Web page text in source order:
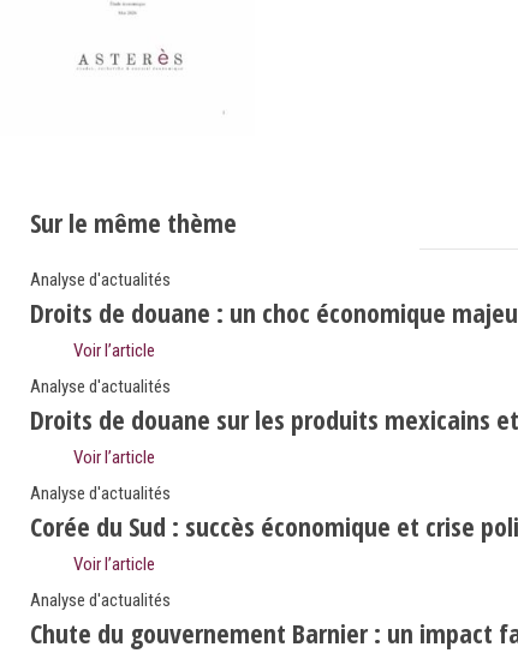
Sur le même thème
Analyse d'actualités
Droits de douane : un choc économique
Voir l’article
Analyse d'actualités
Droits de douane sur les produits mexicains
Voir l’article
Analyse d'actualités
Corée du Sud : succès économique et crise
Voir l’article
Analyse d'actualités
Chute du gouvernement Barnier : un impact